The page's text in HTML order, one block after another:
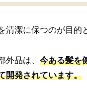
潔に保つのが目的
品は、 今ある髪を
開発されています。